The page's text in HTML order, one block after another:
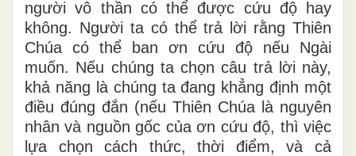
người vô thần có thể được cứu độ hay
không. Người ta có thể trả lời rằng Thiên
Chúa có thể ban ơn cứu độ nếu Ngài
muốn. Nếu chúng ta chọn câu trả lời này,
khả năng là chúng ta đang khẳng định một
điều đúng đắn (nếu Thiên Chúa là nguyên
nhân và nguồn gốc của ơn cứu độ, thì việc
lựa chọn cách thức, thời điểm, và cả